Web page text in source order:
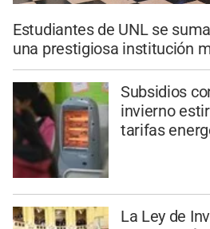
Estudiantes de UNL se
una prestigiosa institución
Subsidios
invierno
tarifas
La Ley de